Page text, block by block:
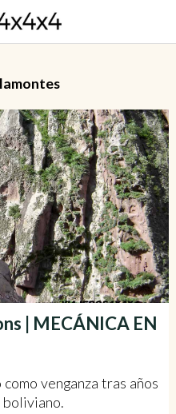
| MECÁNICA EN
venganza tras años
boliviano.